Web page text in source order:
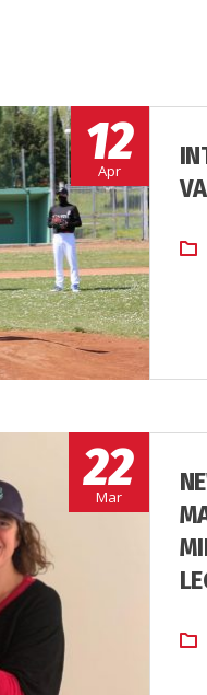
12
Apr
22
Mar